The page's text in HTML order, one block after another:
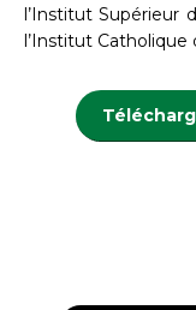
l’Institut Supérieur
l’Institut Catholique